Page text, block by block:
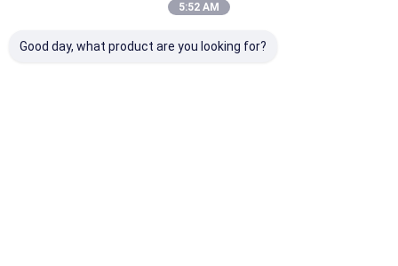
5:52 AM
Good day, what product are you looking for?